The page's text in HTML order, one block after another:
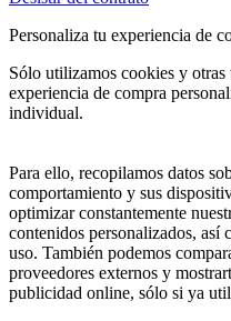
Personaliza tu experiencia de
Sólo utilizamos cookies y otras
experiencia de compra
individual.
Para ello, recopilamos datos
comportamiento y sus
optimizar constantemente
contenidos personalizados, así
uso. También podemos
proveedores externos y
publicidad online, sólo si ya